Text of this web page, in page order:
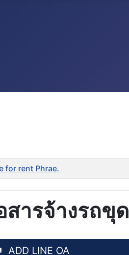
for rent Phrae.
ารจ้างรถขุด
ADD LINE OA